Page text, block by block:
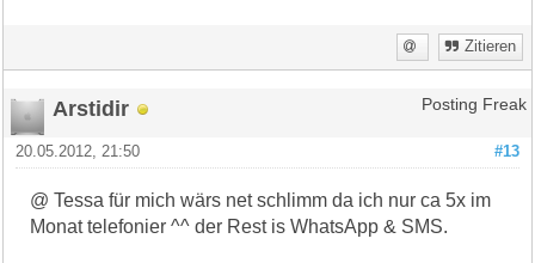
Zitieren
Arstidir Posting Freak
#13
20.05.2012, 21:50
@ Tessa für mich wärs net schlimm da ich nur ca 5x im
Monat telefonier ^^ der Rest is WhatsApp & SMS.